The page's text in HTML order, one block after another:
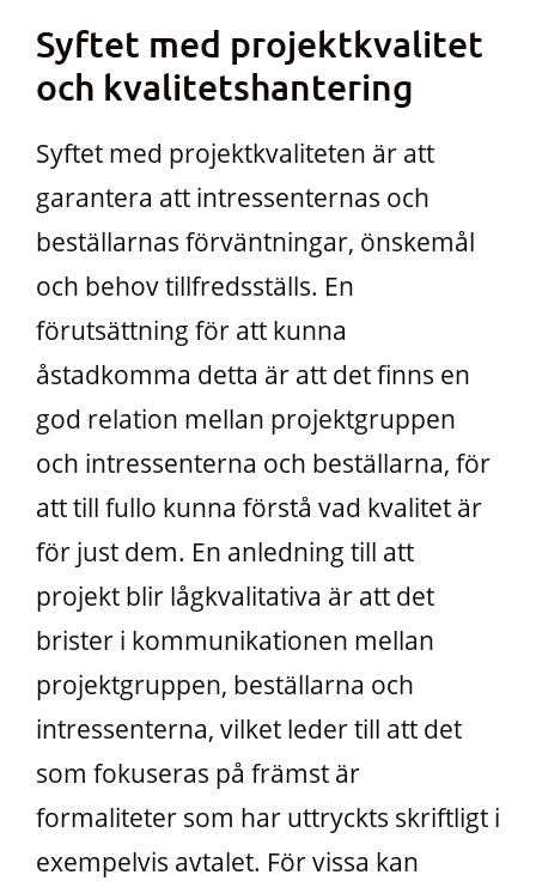
Syftet med projektkvalitet
och kvalitetshantering
Syftet med projektkvaliteten är att
garantera att intressenternas och
beställarnas förväntningar, önskemål
och behov tillfredsställs. En
förutsättning för att kunna
åstadkomma detta är att det finns en
god relation mellan projektgruppen
och intressenterna och beställarna, för
att till fullo kunna förstå vad kvalitet är
för just dem. En anledning till att
projekt blir lågkvalitativa är att det
brister i kommunikationen mellan
projektgruppen, beställarna och
intressenterna, vilket leder till att det
som fokuseras på främst är
formaliteter som har uttryckts skriftligt i
exempelvis avtalet. För vissa kan